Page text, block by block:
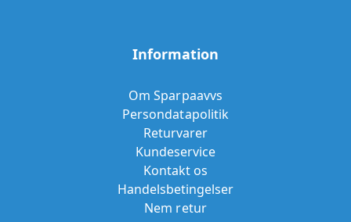
Information
Om Sparpaavvs
Persondatapolitik
Returvarer
Kundeservice
Kontakt os
Handelsbetingelser
Nem retur